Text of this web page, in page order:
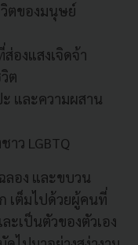
ตของมนุษย์
องแสงเจิดจ้า
ต
และความผสาน
ว LGBTQ
ลอง และขบวน
เต็มไปด้วยผู้คนที่
ะเป็นตัวของตัวเอง